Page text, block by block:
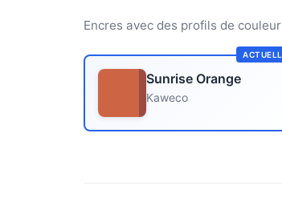
Encres avec des profils de
Sunrise Orange
Kaweco